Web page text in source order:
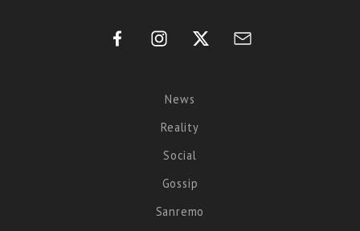
News
Reality
Social
Gossip
Sanremo